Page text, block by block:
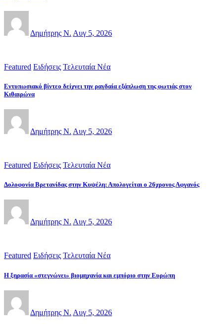
Δημήτρης Ν. Αυγ 5, 2026
Featured Ειδήσεις Τελευταία Νέα
Εντυπωσιακό βίντεο δείχνει την ραγδαία εξάπλωση της φωτιάς στον
Κιθαιρώνα
Δημήτρης Ν. Αυγ 5, 2026
Featured Ειδήσεις Τελευταία Νέα
Δολοφονία Βρετανίδας στην Κυψέλη: Απολογείται ο 26χρονος Αφγανός
Δημήτρης Ν. Αυγ 5, 2026
Featured Ειδήσεις Τελευταία Νέα
Η ξηρασία «στεγνώνει» βιομηχανία και εμπόριο στην Ευρώπη
Δημήτρης Ν. Αυγ 5, 2026